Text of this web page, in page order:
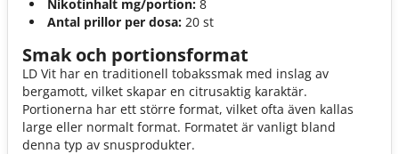
Nikotinhalt mg/portion: 8
Antal prillor per dosa: 20 st
Smak och portionsformat
LD Vit har en traditionell tobakssmak med inslag av
bergamott, vilket skapar en citrusaktig karaktär.
Portionerna har ett större format, vilket ofta även kallas
large eller normalt format. Formatet är vanligt bland
denna typ av snusprodukter.